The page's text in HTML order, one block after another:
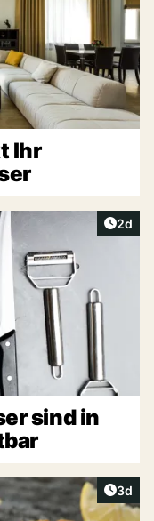
Ihr
2d
sind in
3d